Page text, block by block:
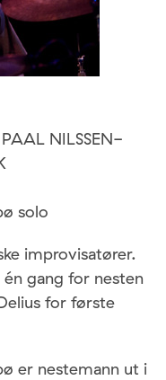
NILSSEN-
solo
improvisatører.
gang for nesten
for første
er nestemann ut i